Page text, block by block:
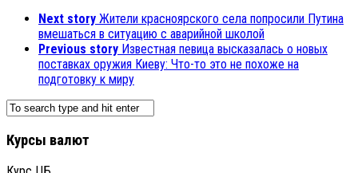
Next story Жители красноярского села попросили Путина
вмешаться в ситуацию с аварийной школой
Previous story Известная певица высказалась о новых
поставках оружия Киеву: Что-то это не похоже на
подготовку к миру
Курсы валют